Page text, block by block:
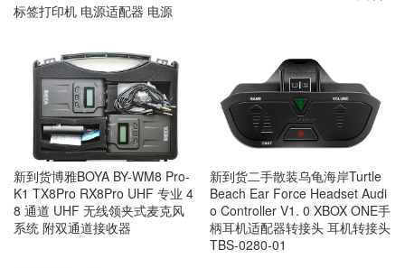
标签打印机 电源适配器 电源
新到货博雅BOYA BY-WM8 Pro-
K1 TX8Pro RX8Pro UHF 专业 4
8 通道 UHF 无线领夹式麦克风
系统 附双通道接收器
新到货二手散装乌龟海岸Turtle
Beach Ear Force Headset Audi
o Controller V1. 0 XBOX ONE手
柄耳机适配器转接头 耳机转接头
TBS-0280-01